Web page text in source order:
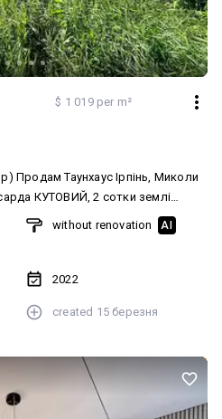
$ 1 019 per m²
Продам Таунхаус Ірпінь, Миколи
центральні комунікації Гіпсова
дизайн проект. можна
Чудова Локація поруч з
Ціна 105 000 дол, Можливі
є, газ .(Котел оплачується
without renovation AI
2022
created 15 березня